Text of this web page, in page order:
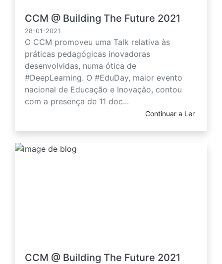
CCM @ Building The Future 2021
28-01-2021
O CCM promoveu uma Talk relativa às
práticas pedagógicas inovadoras
desenvolvidas, numa ótica de
#DeepLearning. O #EduDay, maior evento
nacional de Educação e Inovação, contou
com a presença de 11 doc...
Continuar a Ler
CCM @ Building The Future 2021